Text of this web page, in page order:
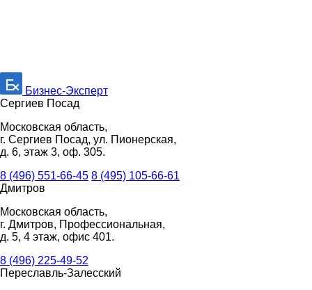
Бизнес-Эксперт
Сергиев Посад
Московская область,
г. Сергиев Посад, ул. Пионерская,
д. 6, этаж 3, оф. 305.
8 (496) 551-66-45 8 (495) 105-66-61
Дмитров
Московская область,
г. Дмитров, Профессиональная,
д. 5, 4 этаж, офис 401.
8 (496) 225-49-52
Переславль-Залесский